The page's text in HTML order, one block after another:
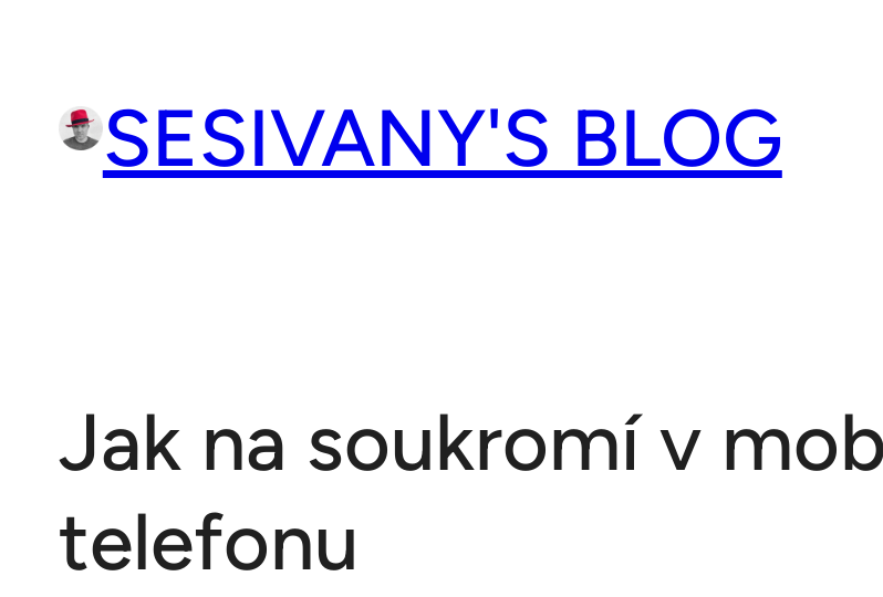
SESIVANY'S BLOG
Jak na soukromí v
telefonu